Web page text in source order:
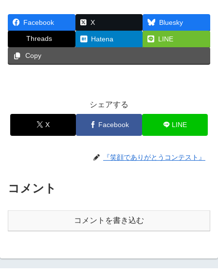
Facebook X Bluesky
Threads Hatena LINE
Copy
シェアする
X Facebook LINE
『笑顔でありがとうコンテスト』
コメント
コメントを書き込む